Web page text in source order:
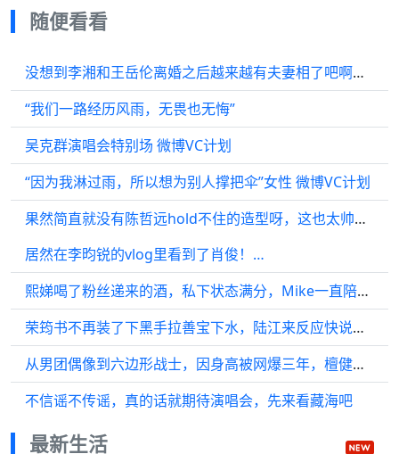
随便看看
没想到李湘和王岳伦离婚之后越来越有夫妻相了吧啊哈哈哈
“我们一路经历风雨，无畏也无悔”
吴克群演唱会特别场 微博VC计划
“因为我淋过雨，所以想为别人撑把伞”女性 微博VC计划
果然简直就没有陈哲远hold不住的造型呀，这也太帅了吧
居然在李昀锐的vlog里看到了肖俊！…
熙娣喝了粉丝递来的酒，私下状态满分，Mike一直陪着熙娣，好宠哟！
荣筠书不再装了下黑手拉善宝下水，陆江来反应快说都是在和善宝打配合
从男团偶像到六边形战士，因身高被网爆三年，檀健次这一路有多励志……
不信谣不传谣，真的话就期待演唱会，先来看藏海吧
最新生活